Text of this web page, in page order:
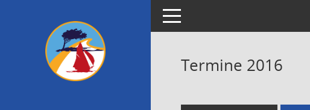
Toggle navigation
Termine 2016